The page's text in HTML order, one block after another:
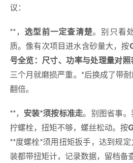
议：
**， 选型前一定查清楚。别只看
质。像有次项目进水含砂量大，按
号全览：尺寸、功率与处理量对照
三个月就磨损严重。*后换成了带
翻倍。
**， 安装*须按标准走。别图省事
拧螺栓，扭矩不够，螺丝松动。按
**度螺栓*须用扭矩扳手，达到规
装都带扭矩计，记录数据，留档备